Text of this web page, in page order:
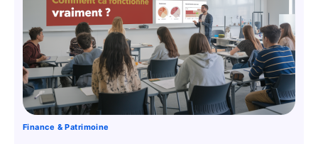
Finance & Patrimoine